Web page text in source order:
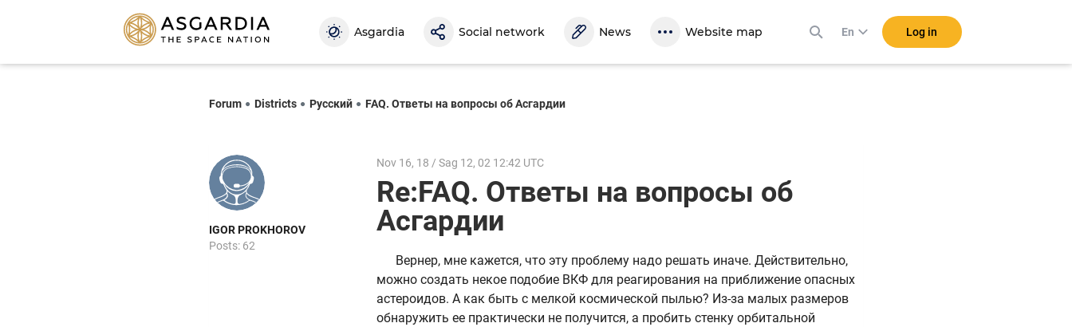
Asgardia Social network News Website map En Log in
Forum Districts Русский FAQ. Ответы на вопросы об Асгардии
IGOR PROKHOROV
Posts: 62
Nov 16, 18 / Sag 12, 02 12:42 UTC
Re:FAQ. Ответы на вопросы об
Асгардии
Вернер, мне кажется, что эту проблему надо решать иначе. Действительно,
можно создать некое подобие ВКФ для реагирования на приближение опасных
астероидов. А как быть с мелкой космической пылью? Из-за малых размеров
обнаружить ее практически не получится, а пробить стенку орбитальной